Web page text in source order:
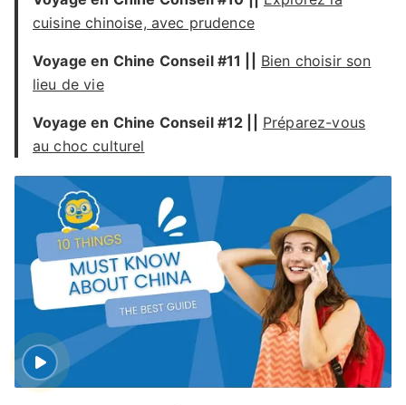
cuisine chinoise, avec prudence
Voyage en Chine Conseil#11 ||
Bien choisir son
lieu de vie
Voyage en Chine Conseil#12 ||
Préparez-vous
au choc culturel